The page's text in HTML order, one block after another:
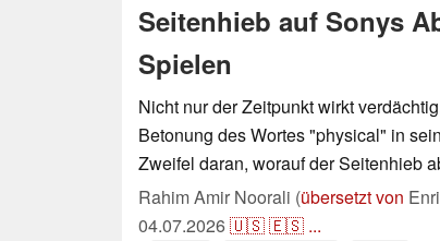
Seitenhieb auf Sonys
Spielen
Nicht nur der Zeitpunkt wirkt
Betonung des Wortes "physical" in
Zweifel daran, worauf der Seitenhieb
Rahim Amir Noorali (übersetzt von
04.07.2026🇺🇸🇪🇸 ...